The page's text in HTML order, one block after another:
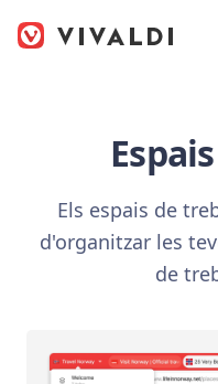
Els espais de
d'organitzar les
de